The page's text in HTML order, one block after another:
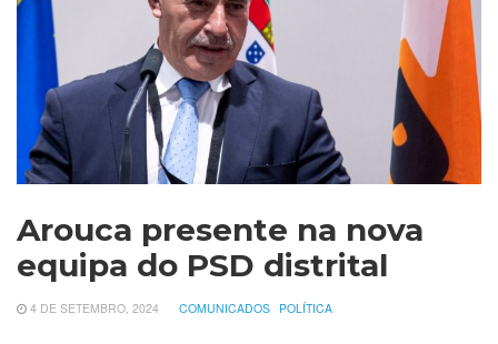
Arouca presente na nova
equipa do PSD distrital
4 DE SETEMBRO, 2024 COMUNICADOS POLÍTICA